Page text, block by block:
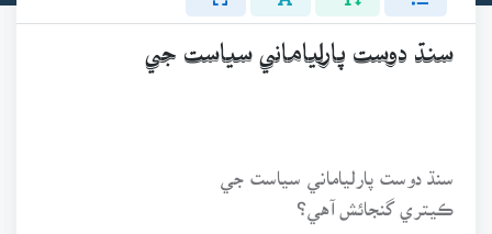
سنڌ دوست پارلياماني سياست جي
سنڌ دوست پارلياماني سياست جي
ڪيتري گنجائش آهي؟